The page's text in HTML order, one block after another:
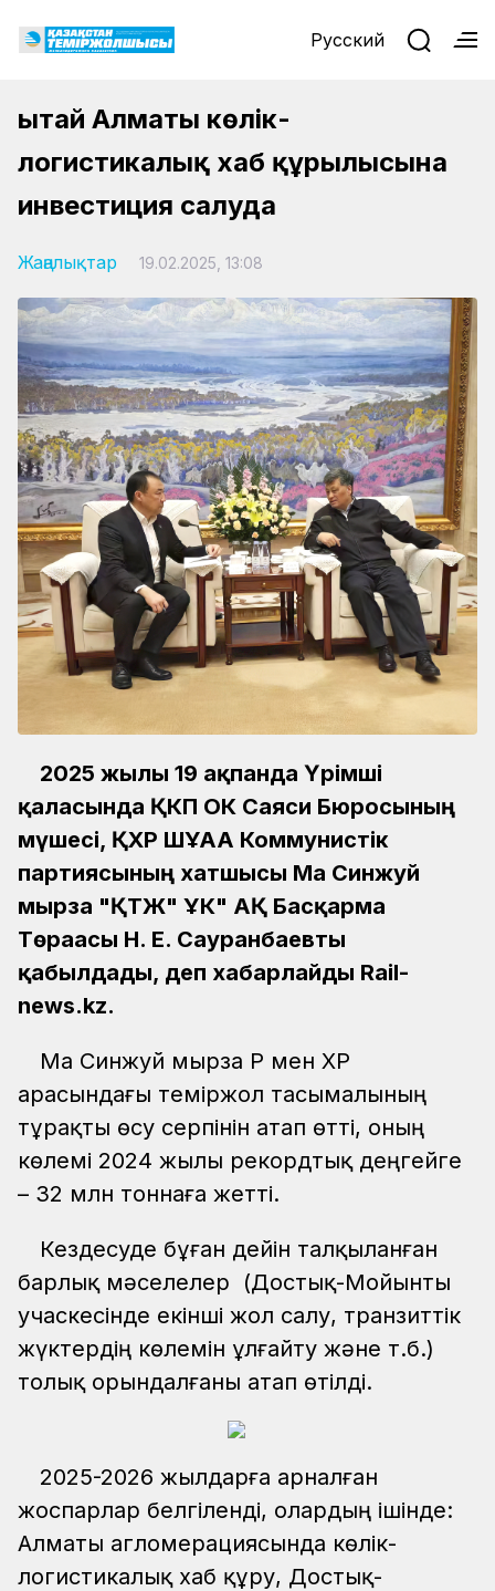
Русский
Қытай Алматы көлік-
логистикалық хаб құрылысына
инвестиция салуда
Жаңалықтар 19.02.2025, 13:08
2025 жылғы 19 ақпанда Үрімші
қаласында ҚКП ОК Саяси Бюросының
мүшесі, ҚХР ШҰАА Коммунистік
партиясының хатшысы Ма Синжуй
мырза "ҚТЖ" ҰК" АҚ Басқарма
Төрағасы Н. Е. Сауранбаевты
қабылдады, деп хабарлайды Rail-
news.kz.
Ма Синжуй мырза ҚР мен ҚХР
арасындағы теміржол тасымалының
тұрақты өсу серпінін атап өтті, оның
көлемі 2024 жылы рекордтық деңгейге
– 32 млн тоннаға жетті.
Кездесуде бұған дейін талқыланған
барлық мәселелер (Достық-Мойынты
учаскесінде екінші жол салу, транзиттік
жүктердің көлемін ұлғайту және т.б.)
толық орындалғаны атап өтілді.
2025-2026 жылдарға арналған
жоспарлар белгіленді, олардың ішінде:
Алматы агломерациясында көлік-
логистикалық хаб құру, Достық-